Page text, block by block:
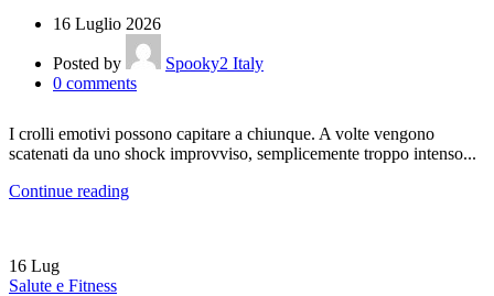
16 Luglio 2026
Posted by
Spooky2 Italy
0 comments
I crolli emotivi possono capitare a chiunque. A volte vengono
scatenati da uno shock improvviso, semplicemente troppo intenso...
Continue reading
16 Lug
Salute e Fitness